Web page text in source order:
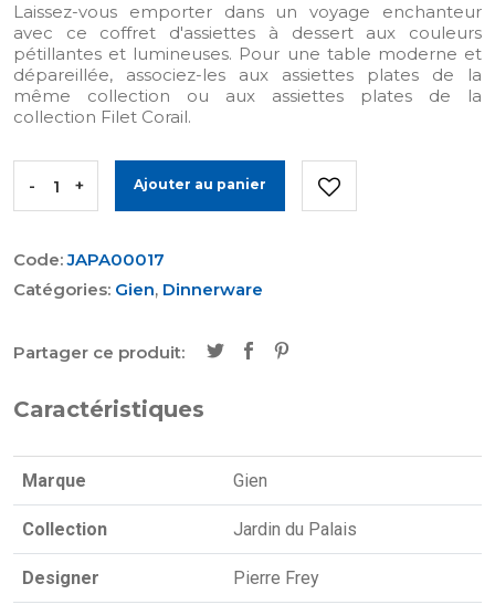
Laissez-vous emporter dans un voyage enchanteur
avec ce coffret d'assiettes à dessert aux couleurs
pétillantes et lumineuses. Pour une table moderne et
dépareillée, associez-les aux assiettes plates de la
même collection ou aux assiettes plates de la
collection Filet Corail.
- + Ajouter au panier
Code:JAPA00017
Catégories: Gien, Dinnerware
Partager ce produit:
Caractéristiques
Marque Gien
Collection Jardin du Palais
Designer Pierre Frey